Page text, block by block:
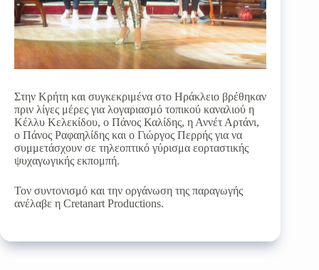
Στην Κρήτη και συγκεκριμένα στο Ηράκλειο βρέθηκαν
πριν λίγες μέρες για λογαριασμό τοπικού καναλιού η
Κέλλυ Κελεκίδου, ο Πάνος Καλίδης, η Αννέτ Αρτάνι,
ο Πάνος Ραφαηλίδης και ο Γιώργος Περρής για να
συμμετάσχουν σε τηλεοπτικό γύρισμα εορταστικής
ψυχαγωγικής εκπομπή.
Τον συντονισμό και την οργάνωση της παραγωγής
ανέλαβε η Cretanart Productions.